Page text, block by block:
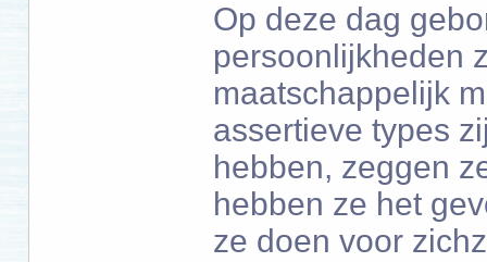
Op deze dag
persoonlijkheden
maatschappelijk
assertieve types
hebben, zeggen
hebben ze het
ze doen voor